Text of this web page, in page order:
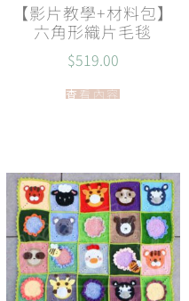
【影片教學+材料包】
六角形織片毛毯
$519.00
查看內容